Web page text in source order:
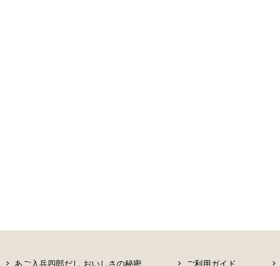
あご入兵四郎だし おいしさの秘密 ご利用ガイド